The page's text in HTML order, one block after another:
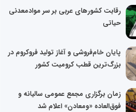
رقابت کشورهای عربی بر سر موادمعدنی
حیاتی
پایان خام‌فروشی و آغاز تولید فروکروم در
بزرگ‌ترین قطب کرومیت کشور
زمان برگزاری مجمع عمومی سالیانه و
فوق‌العاده «ومعادن» اعلام شد